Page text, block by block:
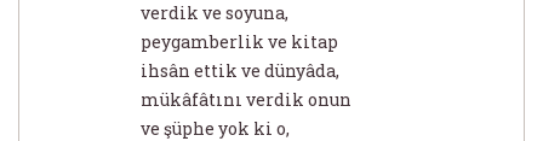
verdik ve soyuna,
peygamberlik ve kitap
ihsân ettik ve dünyâda,
mükâfâtını verdik onun
ve şüphe yok ki o,